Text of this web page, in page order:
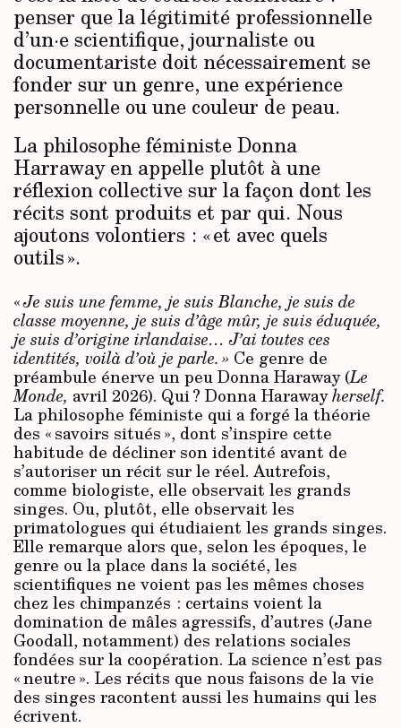
penser que la légitimité professionnelle
d’un·e scientifique, journaliste ou
documentariste doit nécessairement se
fonder sur un genre, une expérience
personnelle ou une couleur de peau.
La philosophe féministe Donna
Harraway en appelle plutôt à une
réflexion collective sur la façon dont les
récits sont produits et par qui. Nous
ajoutons volontiers : « et avec quels
outils ».
«Je suis une femme, je suis Blanche, je suis de
classe moyenne, je suis d’âge mûr, je suis éduquée,
je suis d’origine irlandaise… J’ai toutes ces
identités, voilà d’où je parle. » Ce genre de
préambule énerve un peu Donna Haraway (Le
Monde, avril 2026). Qui ? Donna Harawayherself.
La philosophe féministe qui a forgé la théorie
des « savoirs situés », dont s’inspire cette
habitude de décliner son identité avant de
s’autoriser un récit sur le réel. Autrefois,
comme biologiste, elle observait les grands
singes. Ou, plutôt, elle observait les
primatologues qui étudiaient les grands singes.
Elle remarque alors que, selon les époques, le
genre ou la place dans la société, les
scientifiques ne voient pas les mêmes choses
chez les chimpanzés : certains voient la
domination de mâles agressifs, d’autres (Jane
Goodall, notamment) des relations sociales
fondées sur la coopération. La science n’est pas
« neutre ». Les récits que nous faisons de la vie
des singes racontent aussi les humains qui les
écrivent.